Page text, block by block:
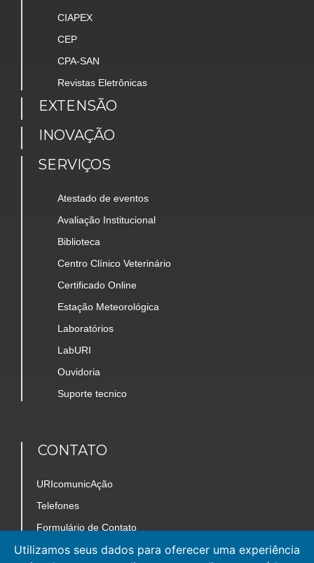
CIAPEX
CEP
CPA-SAN
Revistas Eletrônicas
EXTENSÃO
INOVAÇÃO
SERVIÇOS
Atestado de eventos
Avaliação Institucional
Biblioteca
Centro Clínico Veterinário
Certificado Online
Estação Meteorológica
Laboratórios
LabURI
Ouvidoria
Suporte tecnico
CONTATO
URIcomunicAção
Telefones
Formulário de Contato
Trabalhe Conosco
Utilizamos seus dados para oferecer uma experiência